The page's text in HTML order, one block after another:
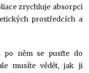
zrychluje absorpci
prostředcích a
po něm se pusťte do
musíte vědět, jak ji